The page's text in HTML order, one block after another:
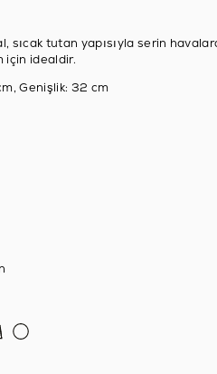
sıcak tutan yapısıyla serin
için idealdir.
Genişlik: 32 cm